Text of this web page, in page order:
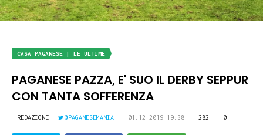
CASA PAGANESE | LE ULTIME
PAGANESE PAZZA, E' SUO IL DERBY SEPPUR
CON TANTA SOFFERENZA
REDAZIONE @PAGANESEMANIA 01.12.2019 19:38 282 0